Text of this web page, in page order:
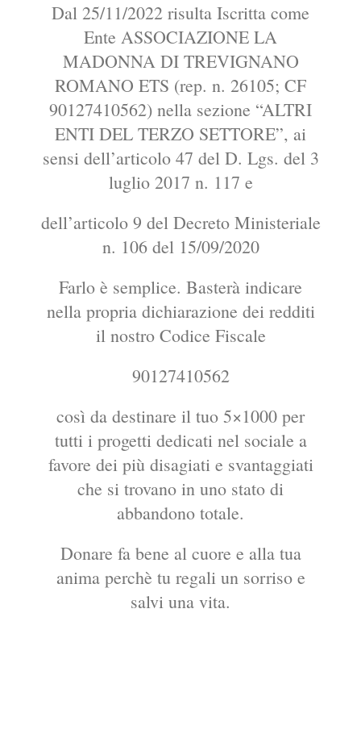
Dal 25/11/2022 risulta Iscritta come
Ente ASSOCIAZIONE LA
MADONNA DI TREVIGNANO
ROMANO ETS (rep. n. 26105; CF
90127410562) nella sezione “ALTRI
ENTI DEL TERZO SETTORE”, ai
sensi dell’articolo 47 del D. Lgs. del 3
luglio 2017 n. 117 e
dell’articolo 9 del Decreto Ministeriale
n. 106 del 15/09/2020
Farlo è semplice. Basterà indicare
nella propria dichiarazione dei redditi
il nostro Codice Fiscale
90127410562
così da destinare il tuo 5×1000 per
tutti i progetti dedicati nel sociale a
favore dei più disagiati e svantaggiati
che si trovano in uno stato di
abbandono totale.
Donare fa bene al cuore e alla tua
anima perchè tu regali un sorriso e
salvi una vita.